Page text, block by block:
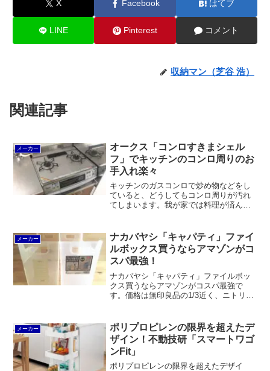
X Facebook はてブ
LINE Pinterest コメント
収納マン（芝谷 浩）
関連記事
メーカー
オークス「コンロすきまシェル
フ」でキッチンのコンロ周りのお
手入れ楽々
キッチンのガスコンロで炒め物などをし
ていると、どうしてもコンロ周りが汚れ
てしまいます。我が家では料理が済んだ
にないですが、それでもやっぱりみじん
切りにしたタマネギなどが...
メーカー
ナカバヤシ「キャパティ」ファイ
ルボックス買うならアマゾンがコ
スパ最強！
ナカバヤシ「キャパティ」ファイルボッ
クス買うならアマゾンがコスパ最強で
す。価格は無印良品の1/3近く、ニトリの
期もありましたが、少なくとも現在は強
度面で問題なさそうです。
メーカー
ポリプロピレンの限界を超えたデ
ザイン！不動技研「スマートワゴ
ンFit」
ポリプロピレンの限界を超えたデザイ